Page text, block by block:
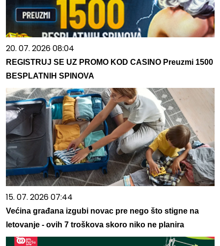
20. 07. 2026 08:04
REGISTRUJ SE UZ PROMO KOD CASINO Preuzmi 1500
BESPLATNIH SPINOVA
15. 07. 2026 07:44
Većina građana izgubi novac pre nego što stigne na
letovanje - ovih 7 troškova skoro niko ne planira